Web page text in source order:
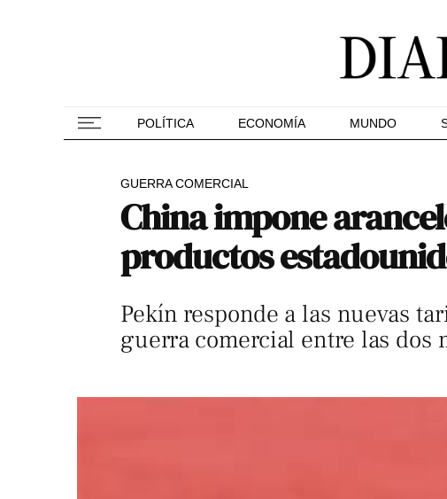
POLÍTICA ECONOMÍA MUNDO
GUERRA COMERCIAL
China impone
productos
Pekín responde a las nuevas
guerra comercial entre las dos